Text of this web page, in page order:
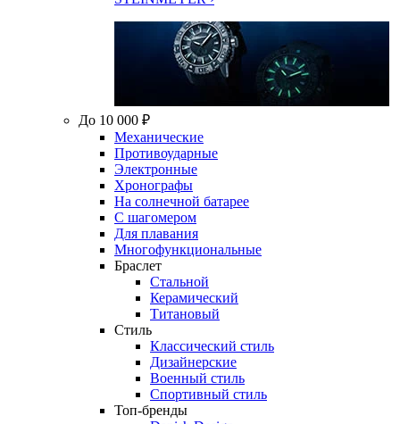
До 10 000 ₽
Механические
Противоударные
Электронные
Хронографы
На солнечной батарее
С шагомером
Для плавания
Многофункциональные
Браслет
Стальной
Керамический
Титановый
Стиль
Классический стиль
Дизайнерские
Военный стиль
Спортивный стиль
Топ-бренды